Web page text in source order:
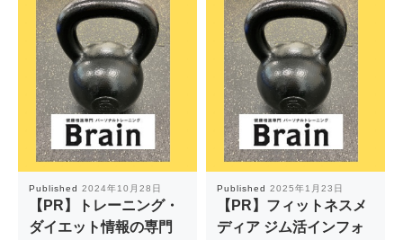
Published 2024年10月28日
【PR】トレーニング・
ダイエット情報の専門
Published 2025年1月23日
【PR】フィットネスメ
ディア ジム活インフォ